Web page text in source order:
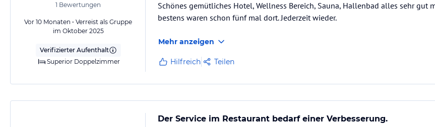
1 Bewertungen
Vor 10 Monaten • Verreist als Gruppe
im Oktober 2025
Verifizierter Aufenthalt
Superior Doppelzimmer
Schönes gemütliches Hotel, Wellness Bereich, Sauna, Hallenbad alles sehr gut
bestens waren schon fünf mal dort. Jederzeit wieder.
Mehr anzeigen
Hilfreich Teilen
Der Service im Restaurant bedarf einer Verbesserung.